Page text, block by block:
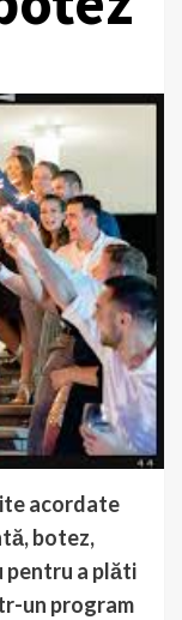
acordate
botez,
pentru a plăti
un program